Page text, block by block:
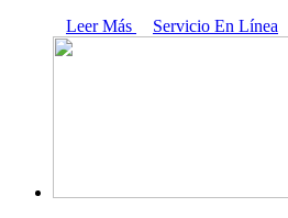
Leer Más
Servicio En Línea